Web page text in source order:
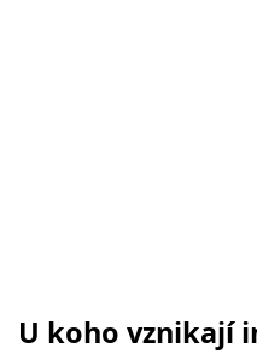
U koho vznikají